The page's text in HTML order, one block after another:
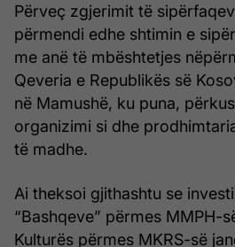
Përveç zgjerimit të
përmendi edhe shtimin e
me anë të mbështetjes
Qeveria e Republikës së
në Mamushë, ku puna,
organizimi si dhe
të madhe.
Ai theksoi gjithashtu se
“Bashqeve” përmes MMPH-
Kulturës përmes MKRS-së